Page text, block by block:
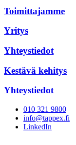
Toimittajamme
Yritys
Yhteystiedot
Kestävä kehitys
Yhteystiedot
010 321 9800
info@tappex.fi
LinkedIn